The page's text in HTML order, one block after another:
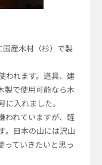
産木材（杉）で製
われます。道具、建
製で使用可能なら木
入れました。
われていますが、軽
。日本の山には沢山
っていきたいと思っ